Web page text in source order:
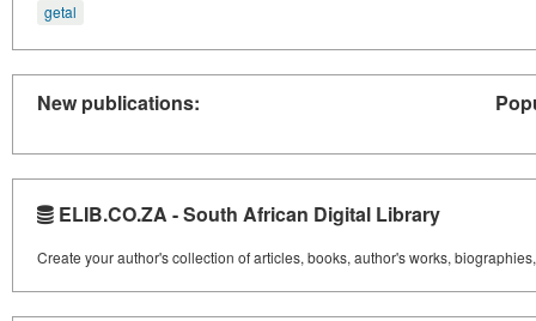
getal
New publications:
ELIB.CO.ZA - South African Digital Library
Create your author's collection of articles, books, author's works,